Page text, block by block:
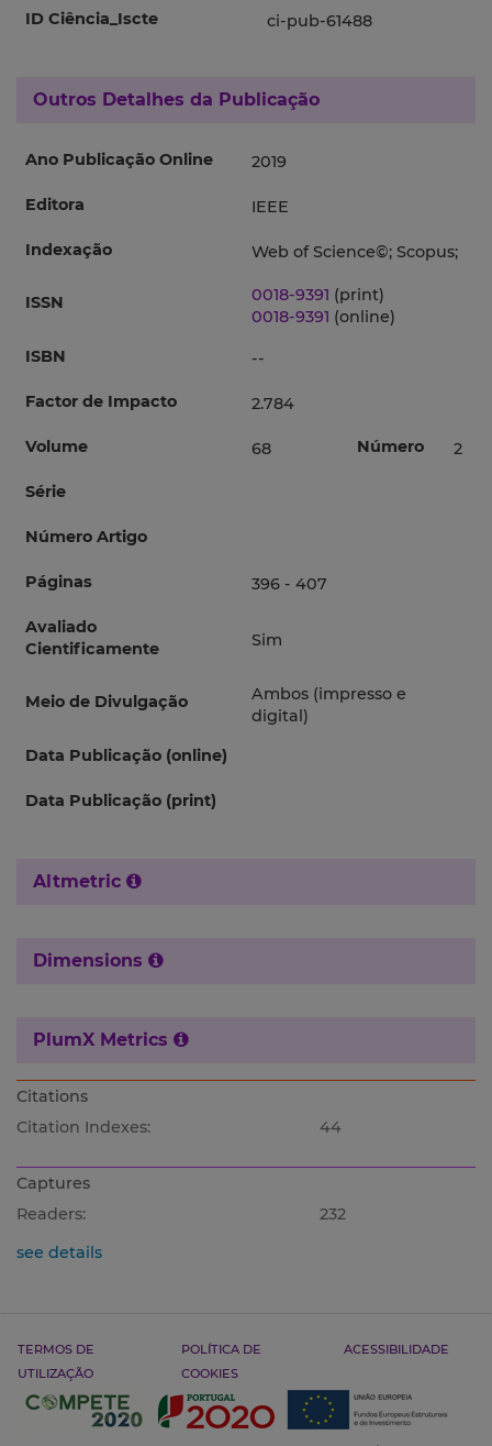
ID Ciência_Iscte ci-pub-61488
Outros Detalhes da Publicação
Ano Publicação Online 2019
Editora IEEE
Indexação Web of Science©; Scopus;
ISSN 0018-9391 (print)
0018-9391 (online)
ISBN
--
Factor de Impacto 2.784
Volume 68 Número 2
Série
Número Artigo
Páginas 396 - 407
Avaliado
Cientificamente
Sim
Meio de Divulgação
Ambos (impresso e
digital)
Data Publicação (online)
Data Publicação (print)
Altmetric
Dimensions
PlumX Metrics
Citations
Citation Indexes:
44
Captures
Readers:
232
see details
TERMOS DE
UTILIZAÇÃO
POLÍTICA DE
COOKIES
ACESSIBILIDADE